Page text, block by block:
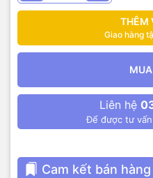
THÊM
Giao hàng
Liên hệ
Để được tư
Cam kết bán hàng